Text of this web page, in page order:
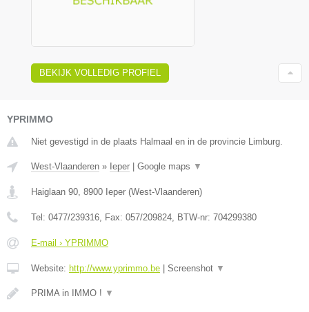
BEKIJK VOLLEDIG PROFIEL
YPRIMMO
Niet gevestigd in de plaats Halmaal en in de provincie Limburg.
West-Vlaanderen » Ieper Google maps ▼
Haiglaan 90 8900 Ieper (West-Vlaanderen)
Tel: 0477/239316 , Fax: 057/209824 , BTW-nr: 704299380
E-mail › YPRIMMO
Website: http://www.yprimmo.be Screenshot ▼
PRIMA in IMMO ! ▼